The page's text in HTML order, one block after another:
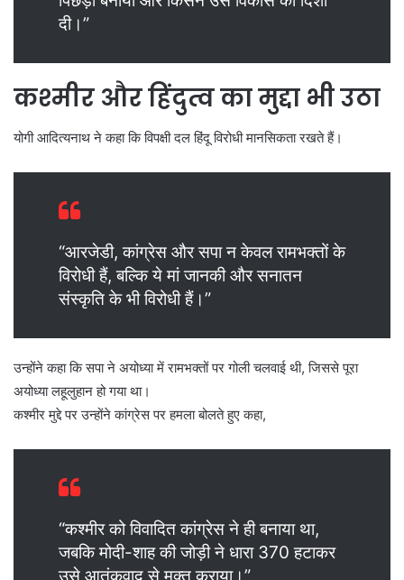
दी।”
कश्मीर और हिंदुत्व का मुद्दा भी उठा
योगी आदित्यनाथ ने कहा कि विपक्षी दल हिंदू विरोधी मानसिकता रखते हैं।
“आरजेडी, कांग्रेस और सपा न केवल रामभक्तों के
विरोधी हैं, बल्कि ये मां जानकी और सनातन
संस्कृति के भी विरोधी हैं।”
उन्होंने कहा कि सपा ने अयोध्या में रामभक्तों पर गोली चलवाई थी, जिससे पूरा
अयोध्या लहूलुहान हो गया था।
कश्मीर मुद्दे पर उन्होंने कांग्रेस पर हमला बोलते हुए कहा,
“कश्मीर को विवादित कांग्रेस ने ही बनाया था,
जबकि मोदी-शाह की जोड़ी ने धारा 370 हटाकर